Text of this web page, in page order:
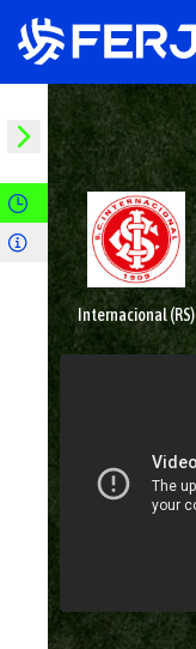
Internacional (RS)